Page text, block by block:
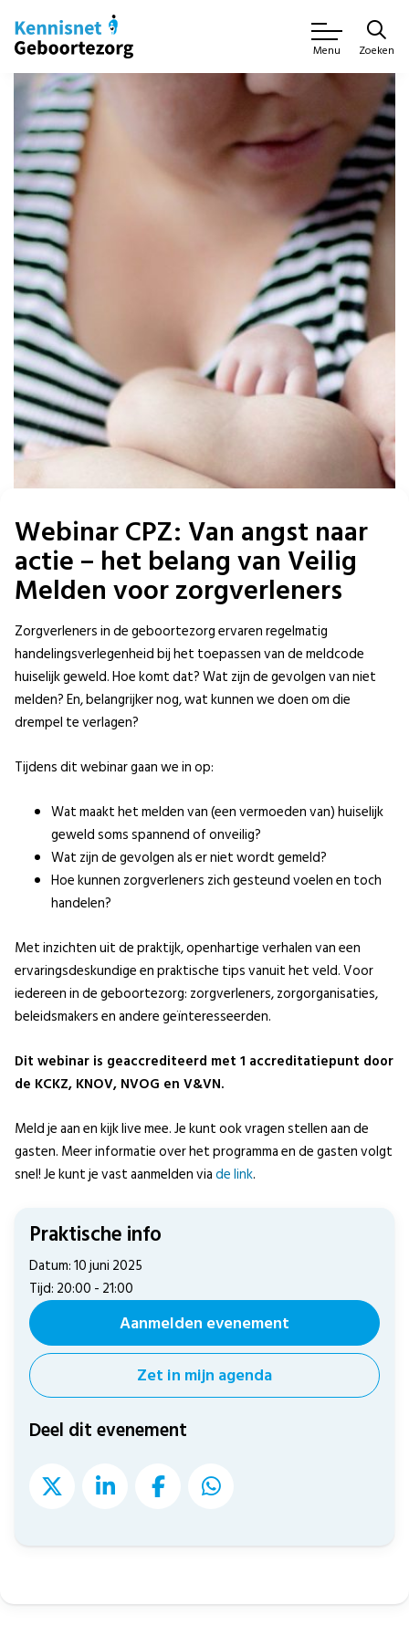
Menu Zoeken
Webinar CPZ: Van angst naar
actie – het belang van Veilig
Melden voor zorgverleners
Zorgverleners in de geboortezorg ervaren regelmatig
handelingsverlegenheid bij het toepassen van de meldcode
huiselijk geweld. Hoe komt dat? Wat zijn de gevolgen van niet
melden? En, belangrijker nog, wat kunnen we doen om die
drempel te verlagen?
Tijdens dit webinar gaan we in op:
Wat maakt het melden van (een vermoeden van) huiselijk
geweld soms spannend of onveilig?
Wat zijn de gevolgen als er niet wordt gemeld?
Hoe kunnen zorgverleners zich gesteund voelen en toch
handelen?
Met inzichten uit de praktijk, openhartige verhalen van een
ervaringsdeskundige en praktische tips vanuit het veld. Voor
iedereen in de geboortezorg: zorgverleners, zorgorganisaties,
beleidsmakers en andere geïnteresseerden.
Dit webinar is geaccrediteerd met 1 accreditatiepunt door
de KCKZ, KNOV, NVOG en V&VN.
Meld je aan en kijk live mee. Je kunt ook vragen stellen aan de
gasten. Meer informatie over het programma en de gasten volgt
snel! Je kunt je vast aanmelden viade link.
Praktische info
Datum: 10 juni 2025
Tijd: 20:00 - 21:00
Aanmelden evenement
Zet in mijn agenda
Deel dit evenement